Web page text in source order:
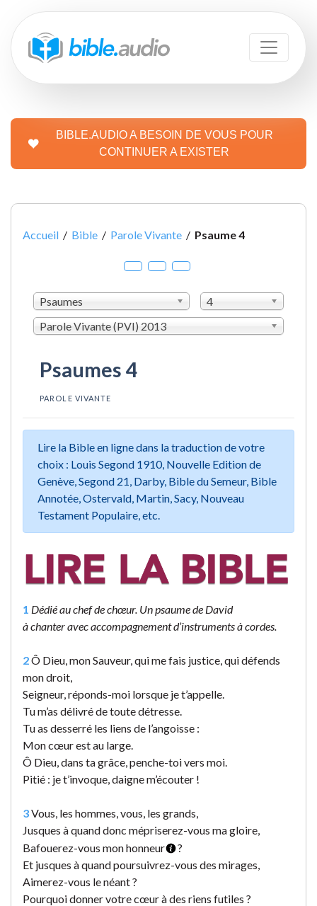
BIBLE.AUDIO A BESOIN DE VOUS POUR
CONTINUER A EXISTER
Accueil / Bible / Parole Vivante / Psaume 4
Psaumes
4
Parole Vivante (PVI) 2013
Psaumes 4
PAROLE VIVANTE
Lire la Bible en ligne dans la traduction de votre
choix : Louis Segond 1910, Nouvelle Edition de
Genève, Segond 21, Darby, Bible du Semeur, Bible
Annotée, Ostervald, Martin, Sacy, Nouveau
Testament Populaire, etc.
1 Dédié au chef de chœur. Un psaume de David
à chanter avec accompagnement d’instruments à cordes.
2Ô Dieu, mon Sauveur, qui me fais justice, qui défends
mon droit,
Seigneur, réponds-moi lorsque je t’appelle.
Tu m’as délivré de toute détresse.
Tu as desserré les liens de l’angoisse :
Mon cœur est au large.
Ô Dieu, dans ta grâce, penche-toi vers moi.
Pitié : je t’invoque, daigne m’écouter !
3Vous, les hommes, vous, les grands,
Jusques à quand donc mépriserez-vous ma gloire,
Bafouerez-vous mon honneur
?
Et jusques à quand poursuivrez-vous des mirages,
Aimerez-vous le néant ?
Pourquoi donner votre cœur à des riens futiles ?